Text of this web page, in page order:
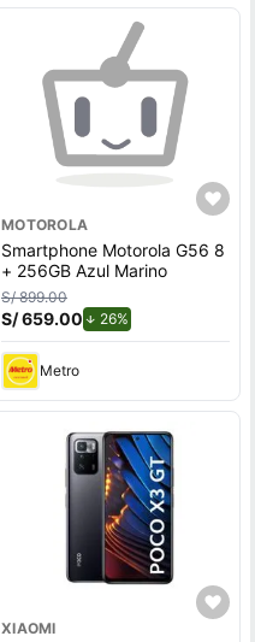
MOTOROLA
Smartphone Motorola G56 8
+ 256GB Azul Marino
S/ 899.00
S/ 659.00 26%de descuento.
Metro
XIAOMI